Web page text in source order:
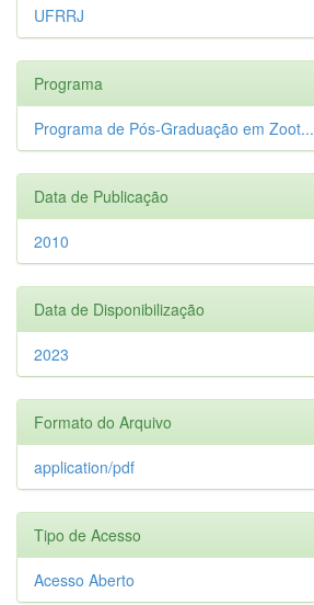
UFRRJ
Programa
Programa de Pós-Graduação em Zoot...
Data de Publicação
2010
Data de Disponibilização
2023
Formato do Arquivo
application/pdf
Tipo de Acesso
Acesso Aberto